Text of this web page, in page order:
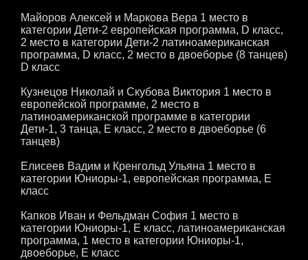
Майоров Алексей и Маркова Вера 1 место в
категории Дети-2 европейская программа, D класс,
2 место в категории Дети-2 латиноамериканская
программа, D класс, 2 место в двоеборье (8 танцев)
D класс
Кузнецов Николай и Скубова Виктория 1 место в
европейской программе, 2 место в
латиноамериканской программе в категории
Дети-1, 3 танца, Е класс, 2 место в двоеборье (6
танцев)
Елисеев Вадим и Кренгольд Ульяна 1 место в
категории Юниоры-1, европейская программа, Е
класс
Капков Иван и Фельдман София 1 место в
категории Юниоры-1, Е класс, латиноамериканская
программа, 1 место в категории Юниоры-1,
двоеборье, Е класс